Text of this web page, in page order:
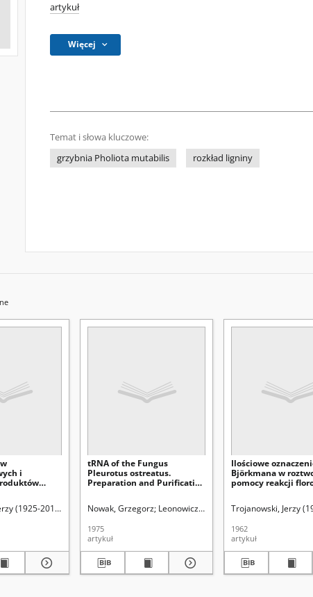
artykuł
Więcej
Temat i słowa kluczowe:
grzybnia Pholiota mutabilis
rozkład ligniny
i
(1925-2013) Leonowicz, Andrzej (1933-2011) Kowalski, Bogdan Lorkiewicz,
tRNA of the Fungus
Pleurotus ostreatus.
Preparation and Purification
Electrophoresis
Nowak, Grzegorz Leonowicz, Andrzej (1933-2011)
1975
artykuł
Ilościowe
Björkmana w
pomocy reakcji
Trojanowski, Jerzy
1962
artykuł